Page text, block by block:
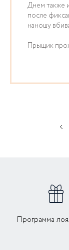
Днем также
после
наношу
Прыщик
Программа